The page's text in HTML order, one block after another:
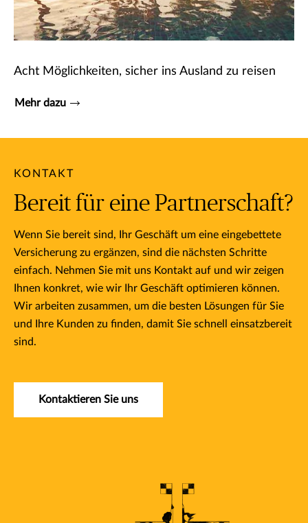
Acht Möglichkeiten, sicher ins Ausland zu reisen
Mehr dazu
KONTAKT
Bereit für eine Partnerschaft?
Wenn Sie bereit sind, Ihr Geschäft um eine eingebettete
Versicherung zu ergänzen, sind die nächsten Schritte
einfach. Nehmen Sie mit uns Kontakt auf und wir zeigen
Ihnen konkret, wie wir Ihr Geschäft optimieren können.
Wir arbeiten zusammen, um die besten Lösungen für Sie
und Ihre Kunden zu finden, damit Sie schnell einsatzbereit
sind.
Kontaktieren Sie uns